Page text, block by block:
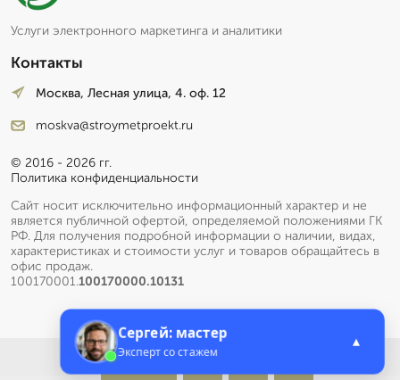
Услуги электронного маркетинга и аналитики
Контакты
Москва, Лесная улица, 4. оф. 12
moskva@stroymetproekt.ru
© 2016 - 2026 гг.
Политика конфиденциальности
Сайт носит исключительно информационный характер и не
является публичной офертой, определяемой положениями ГК
РФ. Для получения подробной информации о наличии, видах,
характеристиках и стоимости услуг и товаров обращайтесь в
офис продаж.
100170001.100170000.10131
Меню
Сергей: мастер
Эксперт со стажем
▲